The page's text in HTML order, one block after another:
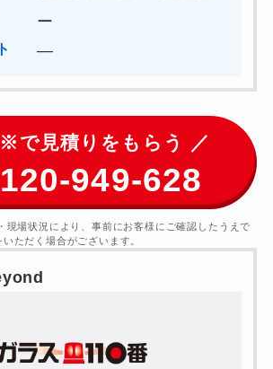
ー
―
で見積りをもらう ／
949-628
場状況により、事前にお客様にご確認したうえで
ただく場合がございます。